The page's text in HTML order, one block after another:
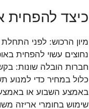
כיצד להפחית
מיון הרכוש: לפני
נחוצים עשוי להפחית
חברות הובלה שונות:
כלול במחיר כדי למנוע
באמצע השבוע או באמצע
שימוש בחומרי אריזה